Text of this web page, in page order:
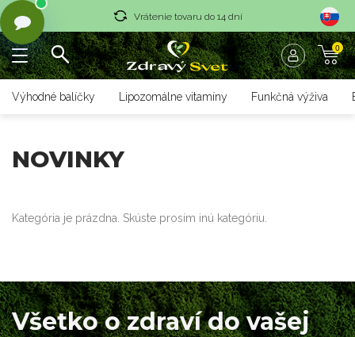
Vrátenie tovaru do 14 dní
Rýchle dodanie <36 hod 0
Výhodné balíčky Lipozomálne vitamíny Funkčná výživa
NOVINKY
Kategória je prázdna. Skúste prosím inú kategóriu.
Všetko o zdraví do vašej